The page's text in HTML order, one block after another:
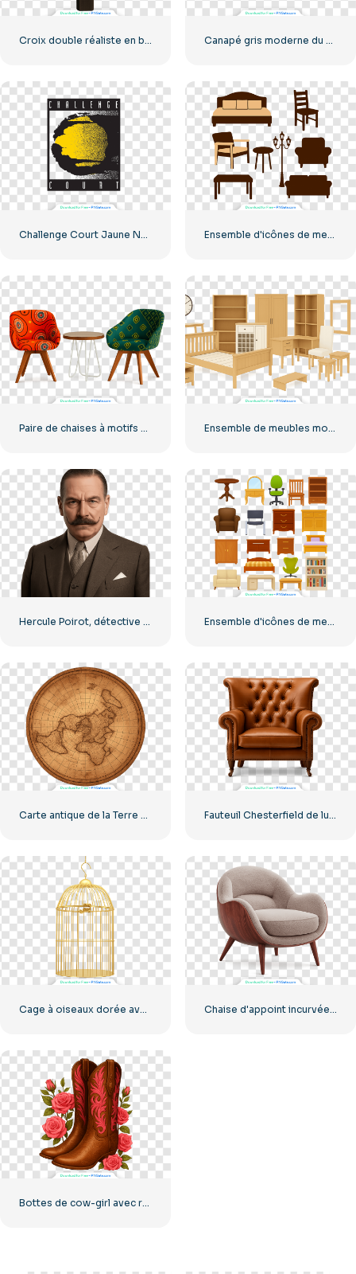
Croix double réaliste en bois (PNG gratuit) Canapé gris moderne du milieu du siècle avec cadre en bois et coussins PNG gratuit
Hercule Poirot, détective strict, look PNG gratuit Ensemble d'icônes de meubles pour l'intérieur de la maison, PNG gratuit
Carte antique de la Terre plate sur parchemin brun vintage (PNG gratuit) Fauteuil Chesterfield de luxe en cuir marron riche (PNG gratuit)
Bottes de cow-girl avec roses roses et broderie florale (PNG gratuit)